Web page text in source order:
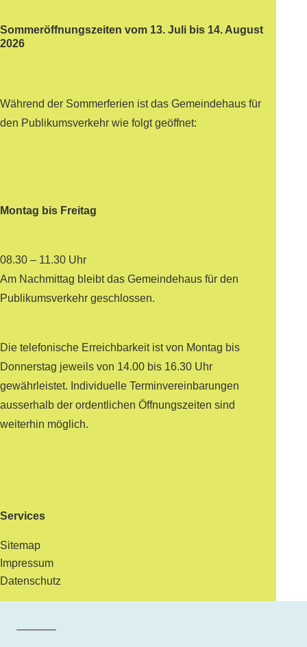
Sommeröffnungszeiten vom 13. Juli bis 14. August
2026
Während der Sommerferien ist das Gemeindehaus für
den Publikumsverkehr wie folgt geöffnet:
Montag bis Freitag
08.30 – 11.30 Uhr
Am Nachmittag bleibt das Gemeindehaus für den
Publikumsverkehr geschlossen.
Die telefonische Erreichbarkeit ist von Montag bis
Donnerstag jeweils von 14.00 bis 16.30 Uhr
gewährleistet. Individuelle Terminvereinbarungen
ausserhalb der ordentlichen Öffnungszeiten sind
weiterhin möglich.
Services
Sitemap
Impressum
Datenschutz